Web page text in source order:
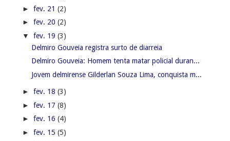
► fev. 21 (2)
► fev. 20 (2)
▼ fev. 19 (3)
Delmiro Gouveia registra surto de diarreia
Delmiro Gouveia: Homem tenta matar policial duran...
Jovem delmirense Gilderlan Souza Lima, conquista m...
► fev. 18 (3)
► fev. 17 (8)
► fev. 16 (4)
► fev. 15 (5)